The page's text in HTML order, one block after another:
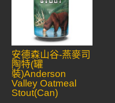
安德森山谷-燕麥司
陶特(罐
裝)Anderson
Valley Oatmeal
Stout(Can)